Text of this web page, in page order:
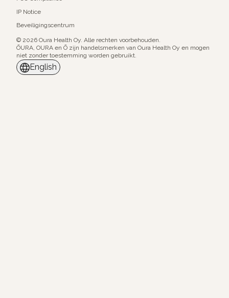
IP Notice
Beveiligingscentrum
© 2026 Oura Health Oy. Alle rechten voorbehouden.
ŌURA, OURA en Ō zijn handelsmerken van Oura Health Oy en mogen
niet zonder toestemming worden gebruikt.
English